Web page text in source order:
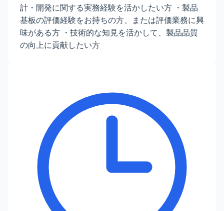
計・開発に関する実務経験を活かしたい方 ・製品
基板の評価経験をお持ちの方、または評価業務に興
味がある方 ・技術的な知見を活かして、製品品質
の向上に貢献したい方